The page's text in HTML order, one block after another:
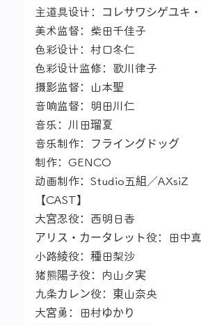
主道具设计：コレサワシゲユキ
美术监督：柴田千佳子
色彩设计：村口冬仁
色彩设计监修：歌川律子
摄影监督：山本聖
音响监督：明田川仁
音乐：川田瑠夏
音乐制作：フライングドッグ
制作：GENCO
动画制作：Studio五組／AXsiZ
【CAST】
大宮忍役：西明日香
アリス・カータレット役：田中
小路綾役：種田梨沙
猪熊陽子役：内山夕実
九条カレン役：東山奈央
大宮勇：田村ゆかり